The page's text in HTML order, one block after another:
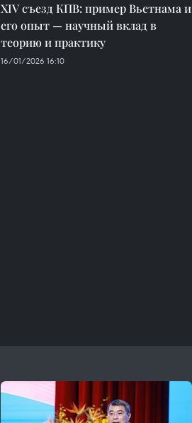
XIV съезд КПВ: пример Вьетнама и
его опыт — научный вклад в
теорию и практику
16/01/2026 16:10